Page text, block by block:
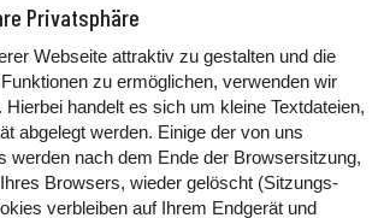
geschickt werden.
relevant sind natürlich die
. Laut ihr sind auf den ersten 6
Klimaschutz ein. Sie wollen, dass
Es soll mehr Naturflächen geben.
Privatsphäre
Webseite attraktiv zu gestalten und die
zu ermöglichen, verwenden wir
handelt es sich um kleine Textdateien,
abgelegt werden. Einige der von uns
werden nach dem Ende der Browsersitzung,
Browsers, wieder gelöscht (Sitzungs-
verbleiben auf Ihrem Endgerät und